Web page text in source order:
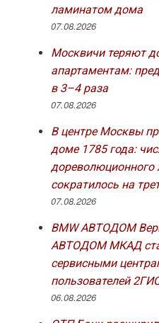
ламинатом дома
07.08.2026
Москвичи теряют
апартаментам:
в 3–4 раза
07.08.2026
В центре Москвы
доме 1785 года:
дореволюционного
сократилось на
07.08.2026
BMW АВТОДОМ
АВТОДОМ МКАД
сервисными
пользователей
06.08.2026